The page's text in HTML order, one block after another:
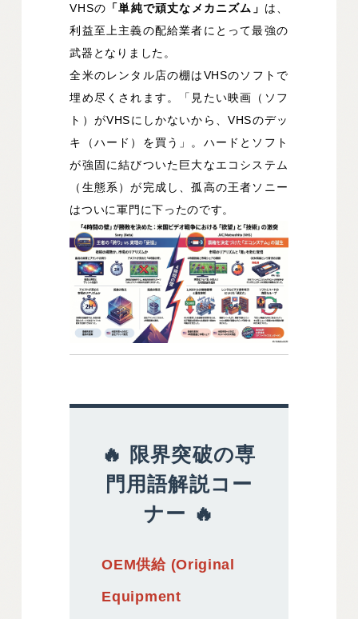
VHSの 「単純で頑丈なメカニズム」 は、
利益至上主義の配給業者にとって最強の
武器となりました。
全米のレンタル店の棚はVHSのソフトで
埋め尽くされます。「見たい映画（ソフ
ト）がVHSにしかないから、VHSのデッ
キ（ハード）を買う」。ハードとソフト
が強固に結びついた巨大なエコシステム
（生態系）が完成し、孤高の王者ソニー
はついに軍門に下ったのです。
🔥 限界突破の専
門用語解説コー
ナー 🔥
OEM供給 (Original
Equipment